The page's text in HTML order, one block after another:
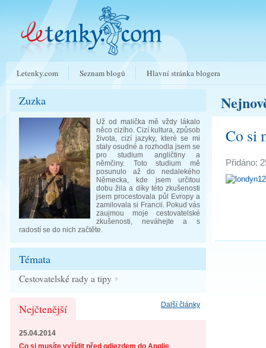
Letenky.com Seznam blogů Hlavní stránka blogera
Zuzka
Už od malička mě vždy lákalo
něco cizího. Cizí kultura, způsob
života, cizí jazyky, které se mi
staly osudné a rozhodla jsem se
pro studium angličtiny a
němčiny. Toto studium mě
posunulo až do nedalekého
Německa, kde jsem určitou
dobu žila a díky této zkušenosti
jsem procestovala půl Evropy a
zamilovala si Francii. Pokud vás
zaujmou moje cestovatelské
zkušenosti, neváhejte a s
radostí se do nich začtěte.
Témata
Cestovatelské rady a tipy
Další články
Nejčtenější
25.04.2014
Co si musíte vyřídit před odjezdem do Anglie
Co si
Přidáno: